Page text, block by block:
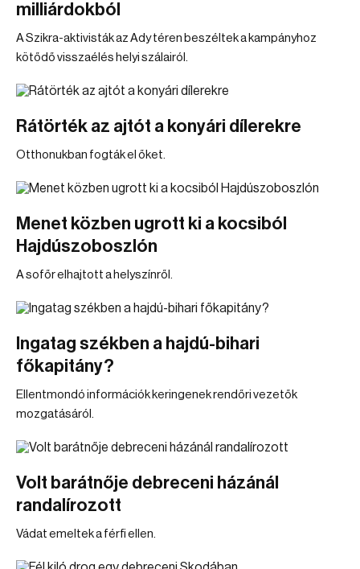
milliárdokból
A Szikra-aktivisták az Ady téren beszéltek a kampányhoz
kötődő visszaélés helyi szálairól.
Rátörték az ajtót a konyári dílerekre
Otthonukban fogták el őket.
Menet közben ugrott ki a kocsiból
Hajdúszoboszlón
A sofőr elhajtott a helyszínről.
Ingatag székben a hajdú-bihari
főkapitány?
Ellentmondó információk keringenek rendőri vezetők
mozgatásáról.
Volt barátnője debreceni házánál
randalírozott
Vádat emeltek a férfi ellen.